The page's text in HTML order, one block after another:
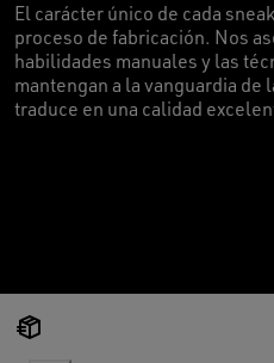
El carácter único de cada
proceso de fabricación. Nos
habilidades manuales y las
mantengan a la vanguardia de
traduce en una calidad